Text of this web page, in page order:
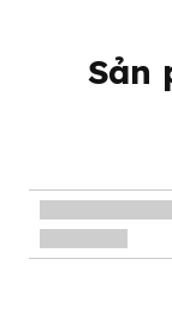
Sản